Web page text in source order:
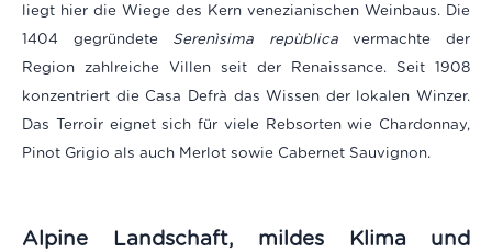
liegt hier die Wiege des Kern venezianischen Weinbaus. Die
1404 gegründete Serenìsima repùblicavermachte der
Region zahlreiche Villen seit der Renaissance. Seit 1908
konzentriert die Casa Defrà das Wissen der lokalen Winzer.
Das Terroir eignet sich für viele Rebsorten wie Chardonnay,
Pinot Grigio als auch Merlot sowie Cabernet Sauvignon.
Alpine Landschaft, mildes Klima und